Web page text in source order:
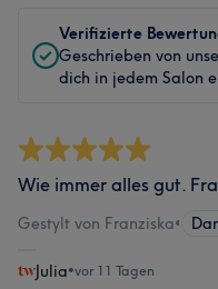
Verifizierte
Geschrieben von
dich in jedem Salon
Wie immer alles gut.
Gestylt von Franziska•
Julia•vor 11 Tagen